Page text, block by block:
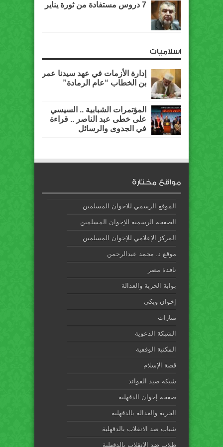
7 دروس مستفادة من ثورة يناير
اسلاميات
إدارة الأزمات في عهد سيدنا عمر
بن الخطاب “عام الرمادة”
المؤتمرات الشبابية .. السيسي
على خطى عبد الناصر .. قراءة
في الجدوى والرسائل
مواقع مختارة
الموقع الرسمي للاخوان المسلمين
الصفحة الرسمية للإخوان المسلمين
المركز الإعلامي للإخوان المسلمين
موقع د. محمد عبدالرحمن
نافذة مصر
بوابة الحرية والعدالة
إخوان ويكي
منارات
الشبكة الدعوية
المكتبة الوقفية
قصة الإسلام
شبكة صيد الفوائد
صفحة إخوان الدقهلية
الحرية والعدالة بالدقهلية
شباب ضد الانقلاب بالدقهلية
طلاب ضد الانقلاب بالدقهلية